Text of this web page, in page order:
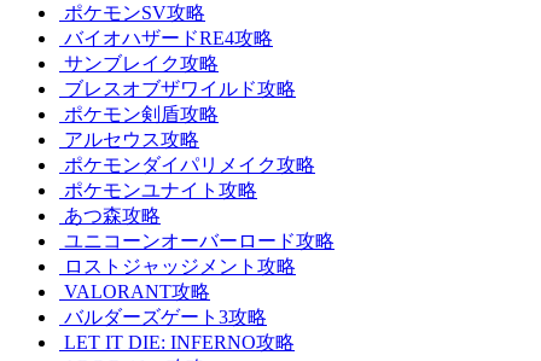
ポケモンSV攻略
バイオハザードRE4攻略
サンブレイク攻略
ブレスオブザワイルド攻略
ポケモン剣盾攻略
アルセウス攻略
ポケモンダイパリメイク攻略
ポケモンユナイト攻略
あつ森攻略
ユニコーンオーバーロード攻略
ロストジャッジメント攻略
VALORANT攻略
バルダーズゲート3攻略
LET IT DIE: INFERNO攻略